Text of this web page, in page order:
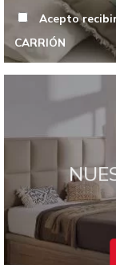
Acepto
CARRIÓN